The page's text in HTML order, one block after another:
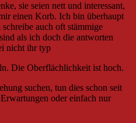
sie seien nett und interessant,
einen Korb. Ich bin überhaupt
auch oft stämmige
als ich doch die antworten
nicht ihr typ
Die Oberflächlichkeit ist hoch.
suchen, tun dies schon seit
oder einfach nur